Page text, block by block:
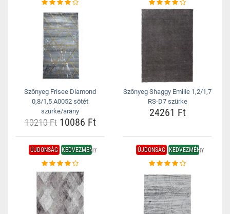
Szőnyeg Frisee Diamond
0,8/1,5 A0052 sötét
szürke/arany
10210 Ft10086 Ft
Szőnyeg Shaggy Emilie 1,2/1,7
RS-D7 szürke
24261 Ft
ÚJDONSÁG KEDVEZMÉNY ÚJDONSÁG KEDVEZMÉNY